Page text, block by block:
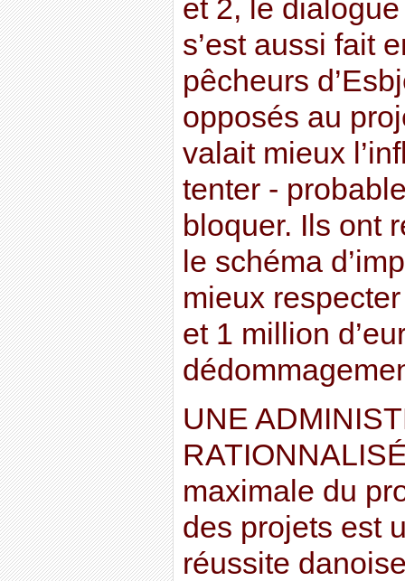
et 2, le
s’est aussi fait
pêcheurs
opposés au
valait mieux
tenter -
bloquer. Ils ont
le schéma
mieux
et 1 million
UNE
maximale du
des projets est
réussite